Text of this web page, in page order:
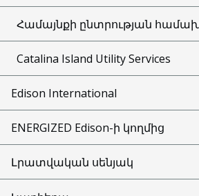
Համայնքի ընտրության
Catalina Island Utility Services
Edison International
ENERGIZED Edison-ի կողմից
Լրատվական սենյակ